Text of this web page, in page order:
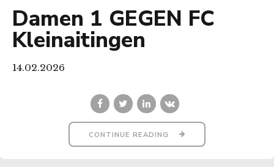
Damen 1 GEGEN FC
Kleinaitingen
14.02.2026
CONTINUE READING